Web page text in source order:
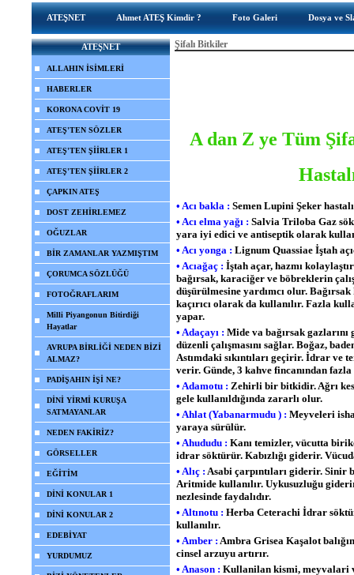
ATEŞNET Ahmet ATEŞ Kimdir ? Foto Galeri Dosya ve
ATEŞNET
ALLAHIN İSİMLERİ
HABERLER
KORONA COVİT 19
ATEŞ'TEN SÖZLER
ATEŞ'TEN ŞİİRLER 1
ATEŞ'TEN ŞİİRLER 2
ÇAPKIN ATEŞ
DOST ZEHİRLEMEZ
OĞUZLAR
BİR ZAMANLAR YAZMIŞTIM
ÇORUMCA SÖZLÜĞÜ
FOTOĞRAFLARIM
Milli Piyangonun Bitirdiği
Hayatlar
AVRUPA BİRLİĞİ NEDEN BİZİ
ALMAZ?
PADİŞAHIN İŞİ NE?
DİNİ YİRMİ KURUŞA
SATMAYANLAR
NEDEN FAKİRİZ?
GÖRSELLER
EĞİTİM
DİNİ KONULAR 1
DİNİ KONULAR 2
EDEBİYAT
YURDUMUZ
Şifalı Bitkiler
A dan Z ye Tüm
• Acı bakla : Semen Lupini Şeker
• Acı elma yağı : Salvia Triloba Gaz
yara iyi edici ve antiseptik olarak
• Acı yonga : Lignum Quassiae İştah
• Acıağaç : İştah açar, hazmı
bağırsak, karaciğer ve böbreklerin
düşürülmesine yardımcı olur.
kaçırıcı olarak da kullanılır. Fazla
yapar.
• Adaçayı : Mide va bağırsak gazlarını
düzenli çalışmasını sağlar. Boğaz,
Astımdaki sıkıntıları geçirir. İdrar ve
verir. Günde, 3 kahve fincanından
• Adamotu : Zehirli bir bitkidir. Ağrı
gele kullanıldığında zararlı olur.
• Ahlat (Yabanarmudu ) : Meyveleri
yaraya sürülür.
• Ahududu : Kanı temizler, vücutta
idrar söktürür. Kabızlığı giderir.
• Alıç : Asabi çarpıntıları giderir. Sinir
Aritmide kullanılır. Uykusuzluğu
nezlesinde faydalıdır.
• Altınotu : Herba Ceterachi İdrar
kullanılır.
• Amber : Ambra Grisea Kaşalot
cinsel arzuyu artırır.
• Anason : Kullanilan kismi, meyvalari